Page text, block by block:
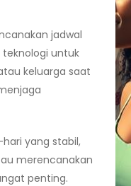
jadwal
untuk
keluarga saat
yang stabil,
merencanakan
penting.